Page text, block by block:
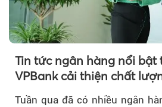
Tin tức ngân hàng nổi bật
VPBank cải thiện chất
quản trị rủi ro và công nghệ
Tuần qua đã có nhiều ngân